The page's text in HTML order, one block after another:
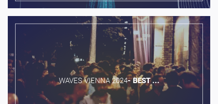
WAVES VIENNA 2024​- BEST ...